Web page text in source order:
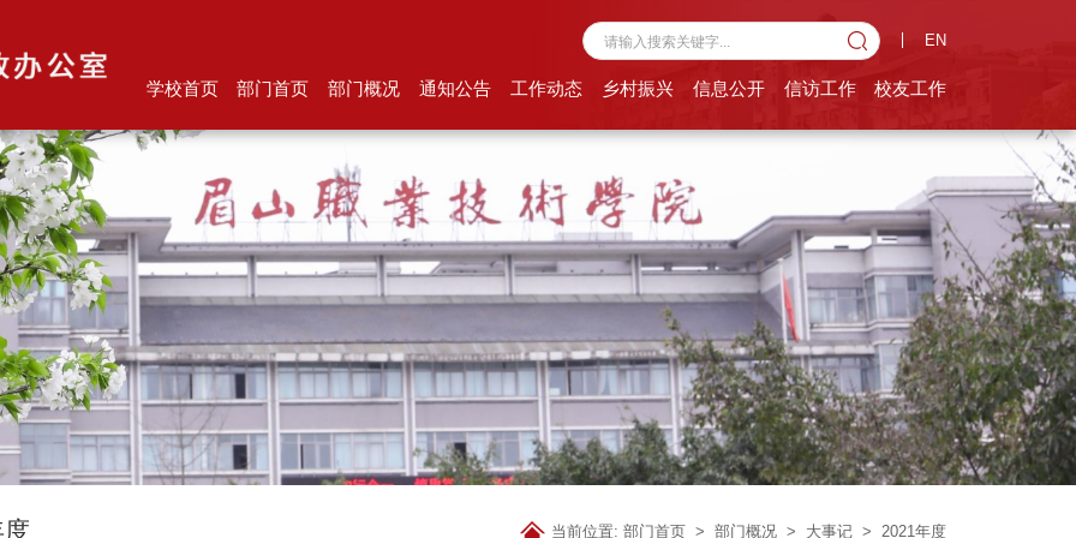
EN
学校首页 部门首页 部门概况 通知公告 工作动态 乡村振兴 信息公开 信访工作 校友工作
当前位置:部门首页 >部门概况 > 大事记 >2021年度